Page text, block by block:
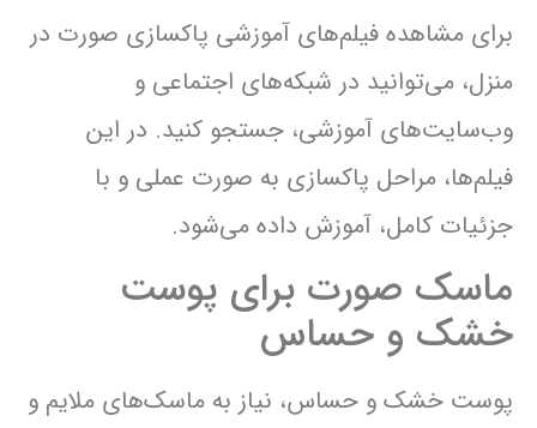
برای مشاهده فیلم‌های آموزشی پاکسازی صورت در
منزل، می‌توانید در شبکه‌های اجتماعی و
وب‌سایت‌های آموزشی، جستجو کنید. در این
فیلم‌ها، مراحل پاکسازی به صورت عملی و با
جزئیات کامل، آموزش داده می‌شود.
ماسک صورت برای پوست
خشک و حساس
پوست خشک و حساس، نیاز به ماسک‌های ملایم و